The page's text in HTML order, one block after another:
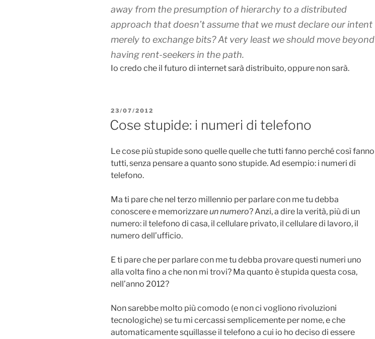
away from the presumption of hierarchy to a distributed
approach that doesn’t assume that we must declare our intent
merely to exchange bits? At very least we should move beyond
having rent-seekers in the path.
Io credo che il futuro di internet sarà distribuito, oppure non sarà.
PUBBLICATO
IL
23/07/2012
Cose stupide: i numeri di telefono
Le cose più stupide sono quelle quelle che tutti fanno perché così fanno
tutti, senza pensare a quanto sono stupide. Ad esempio: i numeri di
telefono.
Ma ti pare che nel terzo millennio per parlare con me tu debba
conoscere e memorizzareun numero? Anzi, a dire la verità, più di un
numero: il telefono di casa, il cellulare privato, il cellulare di lavoro, il
numero dell’ufficio.
E ti pare che per parlare con me tu debba provare questi numeri uno
alla volta fino a che non mi trovi? Ma quanto è stupida questa cosa,
nell’anno 2012?
Non sarebbe molto più comodo (e non ci vogliono rivoluzioni
tecnologiche) se tu mi cercassi semplicemente per nome, e che
automaticamente squillasse il telefono a cui io ho deciso di essere